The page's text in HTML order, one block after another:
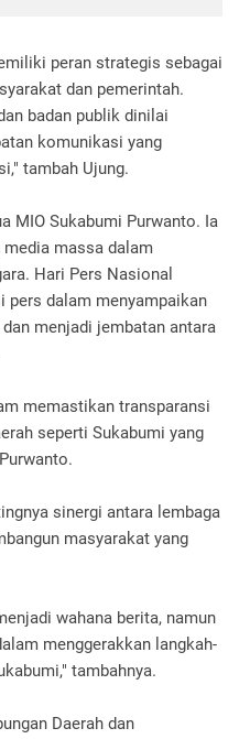
peran strategis sebagai
dan pemerintah.
badan publik dinilai
komunikasi yang
tambah Ujung.
MIO Sukabumi Purwanto. Ia
massa dalam
Hari Pers Nasional
dalam menyampaikan
menjadi jembatan antara
memastikan transparansi
seperti Sukabumi yang
sinergi antara lembaga
masyarakat yang
wahana berita, namun
menggerakkan langkah-
tambahnya.
Daerah dan